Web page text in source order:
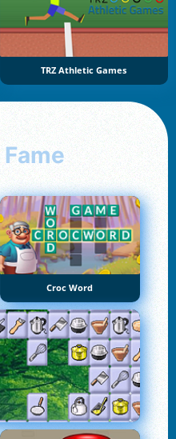
TRZ Athletic Games
Fame
Croc Word